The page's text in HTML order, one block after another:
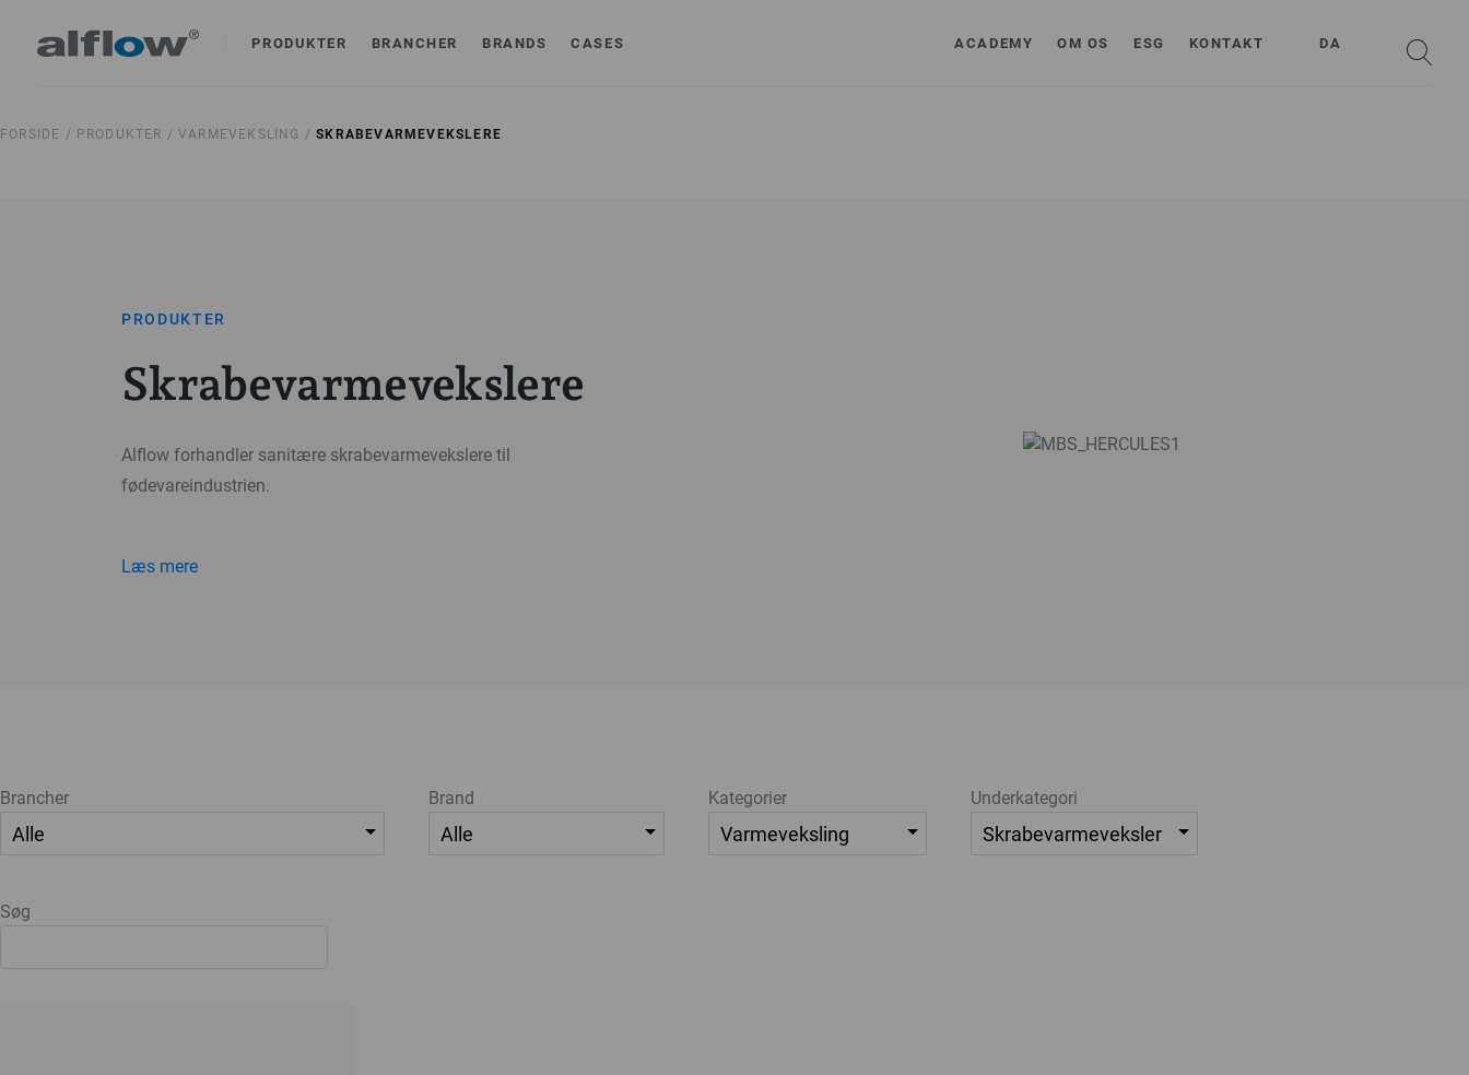
PRODUKTER BRANCHER BRANDS CASES ACADEMY OM OS ESG KONTAKT DA
FORSIDE / PRODUKTER / VARMEVEKSLING /SKRABEVARMEVEKSLERE
PRODUKTER
Skrabevarmevekslere
Alflow forhandler sanitære skrabevarmevekslere til
fødevareindustrien.
Læs mere
Brancher Brand Kategorier Underkategori
Søg